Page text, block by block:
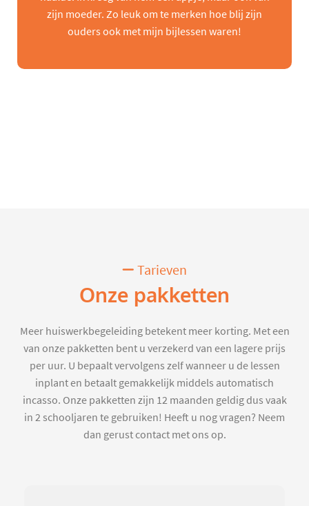
zijn moeder. Zo leuk om te merken hoe blij zijn
ouders ook met mijn bijlessen waren!
Tarieven
Onze pakketten
Meer huiswerkbegeleiding betekent meer korting. Met een
van onze pakketten bent u verzekerd van een lagere prijs
per uur. U bepaalt vervolgens zelf wanneer u de lessen
inplant en betaalt gemakkelijk middels automatisch
incasso. Onze pakketten zijn 12 maanden geldig dus vaak
in 2 schooljaren te gebruiken! Heeft u nog vragen? Neem
dan gerust contact met ons op.